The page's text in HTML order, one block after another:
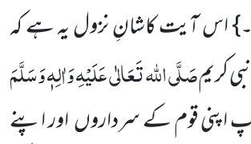
اس آیت کاشانِ نزول یہ ہے کہ
کریمصَلَّی اللہ تَعَالٰی عَلَیْہِ وَاٰلِہٖ وَسَلَّمَ
اپنی قوم کے سرداروں اور اپنے